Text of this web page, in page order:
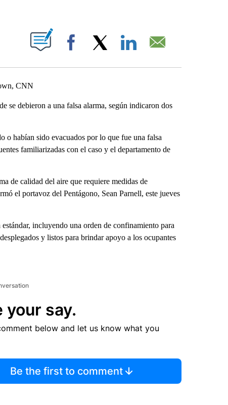
NEW PAGES ON "".
Facebook
CNN
se debieron a una falsa alarma, según indicaron dos
o habían sido evacuados por lo que fue una falsa
familiarizadas con el caso y el departamento de
de calidad del aire que requiere medidas de
el portavoz del Pentágono, Sean Parnell, este jueves
incluyendo una orden de confinamiento para
y listos para brindar apoyo a los ocupantes
your say.
below and let us know what you
Be the first to comment